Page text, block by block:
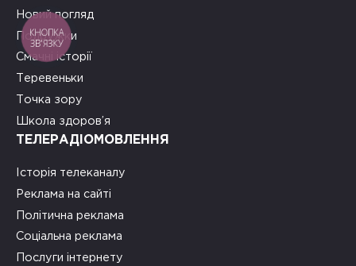
Новий погляд
Подружки
Смачні історії
Теревеньки
Точка зору
Школа здоров’я
ТЕЛЕРАДІОМОВЛЕННЯ
Історія телеканалу
Реклама на сайті
Політична реклама
Соціальна реклама
Послуги інтернету
КНОПКА
ЗВ'ЯЗКУ